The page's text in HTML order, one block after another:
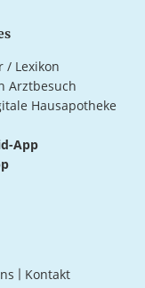
/ Lexikon
Arztbesuch
Hausapotheke
App
Kontakt